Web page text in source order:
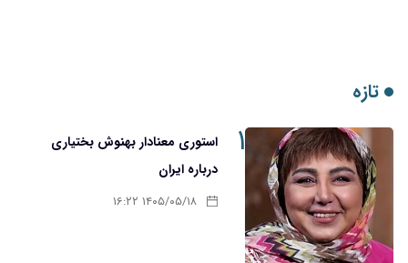
تازه
۱
استوری معنادار بهنوش بختیاری
درباره ایران
۱۴۰۵/۰۵/۱۸ ۱۶:۲۲